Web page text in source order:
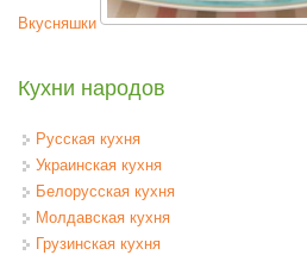
Вкусняшки
Кухни народов
Русская кухня
Украинская кухня
Белорусская кухня
Молдавская кухня
Грузинская кухня